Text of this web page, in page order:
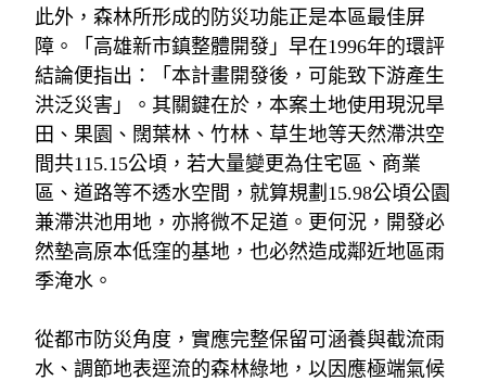
此外，森林所形成的防災功能正是本區最佳屏
障。「高雄新市鎮整體開發」早在1996年的環評
結論便指出：「本計畫開發後，可能致下游產生
洪泛災害」。其關鍵在於，本案土地使用現況旱
田、果園、闊葉林、竹林、草生地等天然滯洪空
間共115.15公頃，若大量變更為住宅區、商業
區、道路等不透水空間，就算規劃 15.98公頃公園
兼滯洪池用地，亦將微不足道。更何況，開發必
然墊高原本低窪的基地，也必然造成鄰近地區雨
季淹水。
從都市防災角度，實應完整保留可涵養與截流雨
水、調節地表逕流的森林綠地，以因應極端氣候